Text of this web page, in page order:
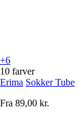
+6
10 farver
Erima Sokker Tube
Fra 89,00 kr.